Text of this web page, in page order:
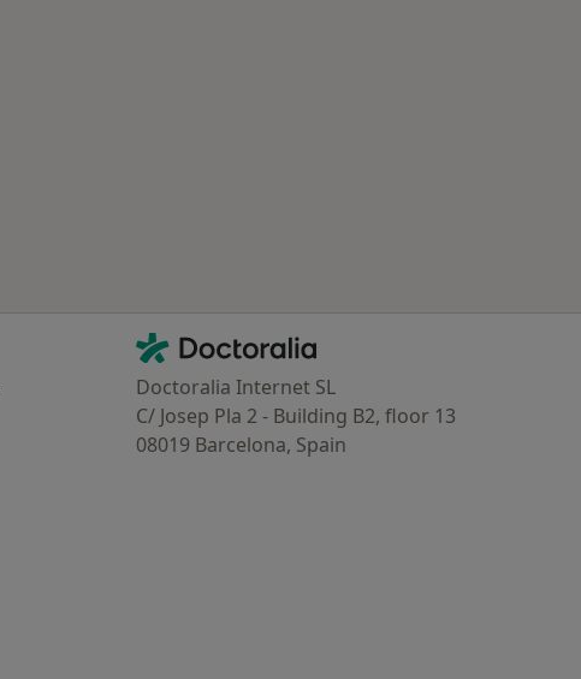
Contacto
Doctoralia - Homepage
Doctoralia Internet SL
C/ Josep Pla 2 - Building B2, floor 13
08019 Barcelona, Spain